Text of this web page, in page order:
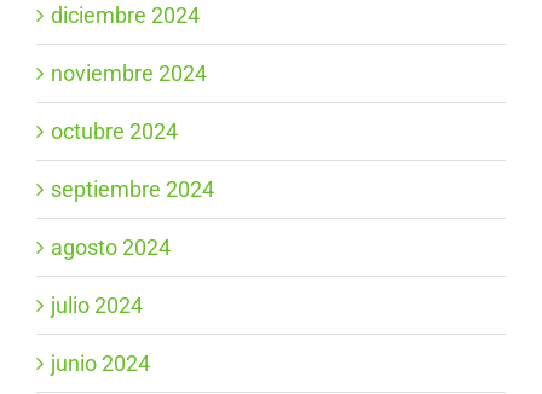
diciembre 2024
noviembre 2024
octubre 2024
septiembre 2024
agosto 2024
julio 2024
junio 2024